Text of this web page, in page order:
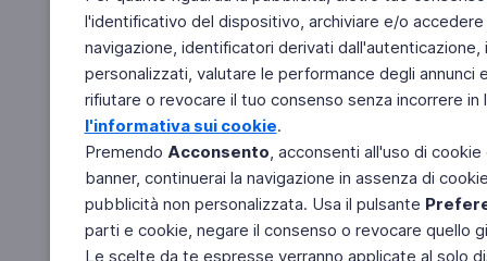
l'identificativo del dispositivo, archiviare e/o
navigazione, identificatori derivati
personalizzati, valutare le performance degli
rifiutare o revocare il tuo consenso senza incorrere
l'informativa sui cookie.
Premendo Acconsento, acconsenti all'uso di
banner, continuerai la navigazione in assenza di
pubblicità non personalizzata. Usa il pulsante
parti e cookie, negare il consenso o revocare quello
Le scelte da te espresse verranno applicate al solo